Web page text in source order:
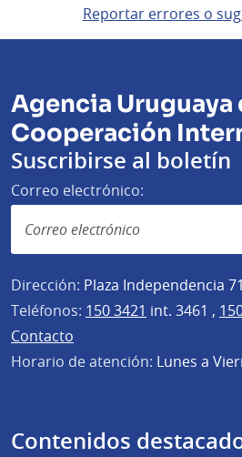
Reportar errores o
Agencia Uruguaya
Cooperación
Suscribirse al boletín
Correo electrónico:
Dirección: Plaza Independencia
Teléfonos: 150 3421 int. 3461 ,
Contacto
Horario de atención: Lunes a
Contenidos